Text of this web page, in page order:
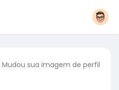
Mudou sua imagem de perfil